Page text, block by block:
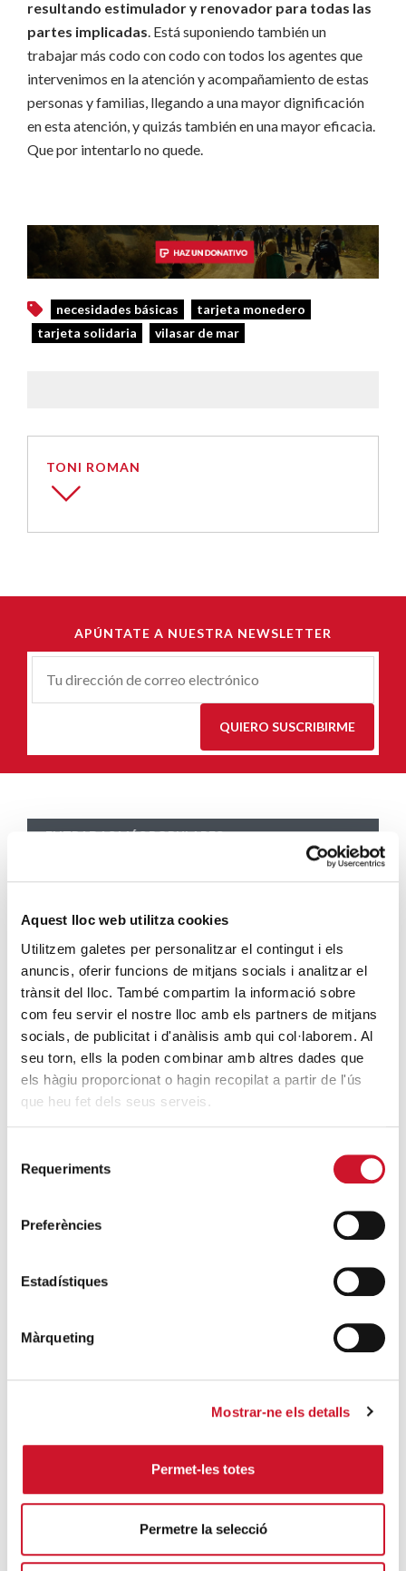
Aquest lloc web utilitza cookies
Utilitzem galetes per personalitzar el contingut i els
anuncis, oferir funcions de mitjans socials i analitzar el
trànsit del lloc. També compartim la informació sobre
com feu servir el nostre lloc amb els partners de mitjans
socials, de publicitat i d'anàlisis amb qui col·laborem. Al
seu torn, ells la poden combinar amb altres dades que
els hàgiu proporcionat o hagin recopilat a partir de l'ús
que heu fet dels seus serveis.
Requeriments
Preferències
Estadístiques
Màrqueting
Mostrar-ne els detalls
Permet-les totes
Permetre la selecció
resultando estimulador y renovador para todas las
partes implicadas. Está suponiendo también un
trabajar más codo con codo con todos los agentes que
intervenimos en la atención y acompañamiento de estas
personas y familias, llegando a una mayor dignificación
en esta atención, y quizás también en una mayor eficacia.
Que por intentarlo no quede.
necesidades básicas
tarjeta monedero
tarjeta solidaria
vilasar de mar
TONI ROMAN
APÚNTATE A NUESTRA NEWSLETTER
Correu-
QUIERO SUSCRIBIRME
ENTRADAS MÁS POPULARES
Un ropero a la última moda
SIGUE LEYENDO
Mucho más que comer
SIGUE LEYENDO
Endulzando la vida de los más pequeños
SIGUE LEYENDO
ENTRADAS RELACIONADAS
deslegitimar la democracia y la confianza
SIGUE LEYENDO
Las fronteras que dividen
Una segunda oportunidad
SIGUE LEYENDO
ÚLTIMAS ENTRADAS